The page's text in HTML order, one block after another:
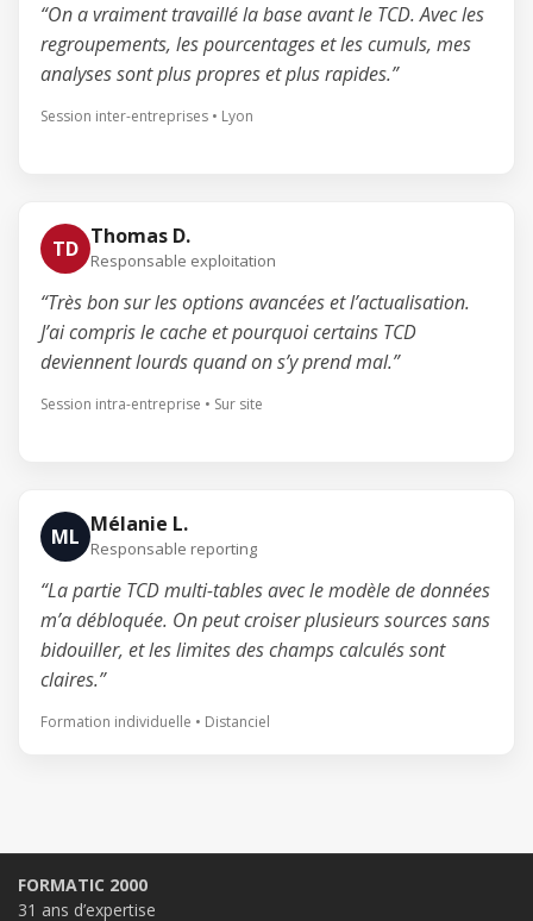
“On a vraiment travaillé la base avant le TCD. Avec les
regroupements, les pourcentages et les cumuls, mes
analyses sont plus propres et plus rapides.”
Session inter-entreprises • Lyon
TD Thomas D.
Responsable exploitation
“Très bon sur les options avancées et l’actualisation.
J’ai compris le cache et pourquoi certains TCD
deviennent lourds quand on s’y prend mal.”
Session intra-entreprise • Sur site
ML Mélanie L.
Responsable reporting
“La partie TCD multi-tables avec le modèle de données
m’a débloquée. On peut croiser plusieurs sources sans
bidouiller, et les limites des champs calculés sont
claires.”
Formation individuelle • Distanciel
FORMATIC 2000
31 ans d’expertise